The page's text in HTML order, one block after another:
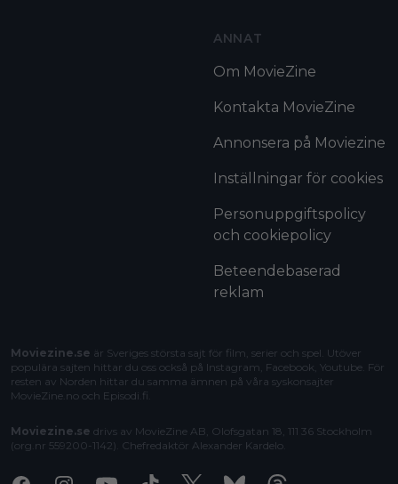
ANNAT
Om MovieZine
Kontakta MovieZine
Annonsera på Moviezine
Inställningar för cookies
Personuppgiftspolicy
och cookiepolicy
Beteendebaserad
reklam
Moviezine.se är Sveriges största sajt för film, serier och spel. Utöver
populära sajten hittar du oss också på Instagram, Facebook, Youtube. För
resten av Norden hittar du samma ämnen på våra syskonsajter
MovieZine.no och Episodi.fi
Moviezine.se drivs av MovieZine AB, Olofsgatan 18, 111 36 Stockholm
(org.nr 559200-1142). Chefredaktör Alexander Kardelo